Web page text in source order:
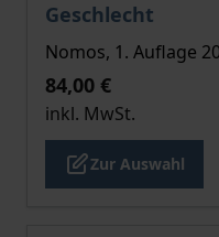
Geschlecht
Nomos, 1. Auflage
84,00 €
inkl. MwSt.
Zur Auswahl